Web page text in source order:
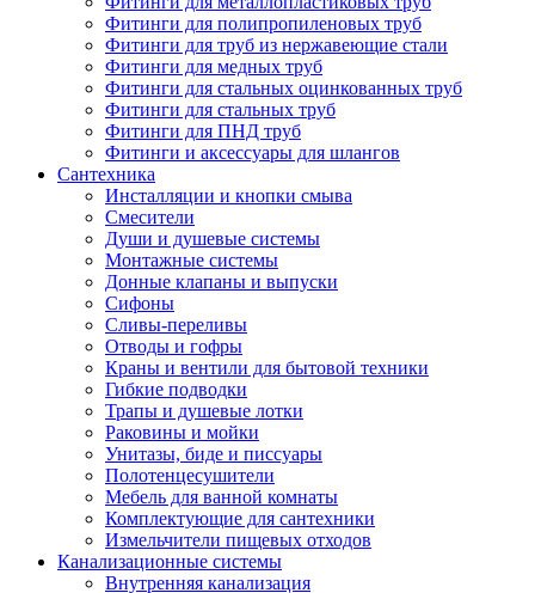
Фитинги для полипропиленовых труб
Фитинги для труб из нержавеющие стали
Фитинги для медных труб
Фитинги для стальных оцинкованных труб
Фитинги для стальных труб
Фитинги для ПНД труб
Фитинги и аксессуары для шлангов
Сантехника
Инсталляции и кнопки смыва
Смесители
Души и душевые системы
Монтажные системы
Донные клапаны и выпуски
Сифоны
Сливы-переливы
Отводы и гофры
Краны и вентили для бытовой техники
Гибкие подводки
Трапы и душевые лотки
Раковины и мойки
Унитазы, биде и писсуары
Полотенцесушители
Мебель для ванной комнаты
Комплектующие для сантехники
Измельчители пищевых отходов
Канализационные системы
Внутренняя канализация